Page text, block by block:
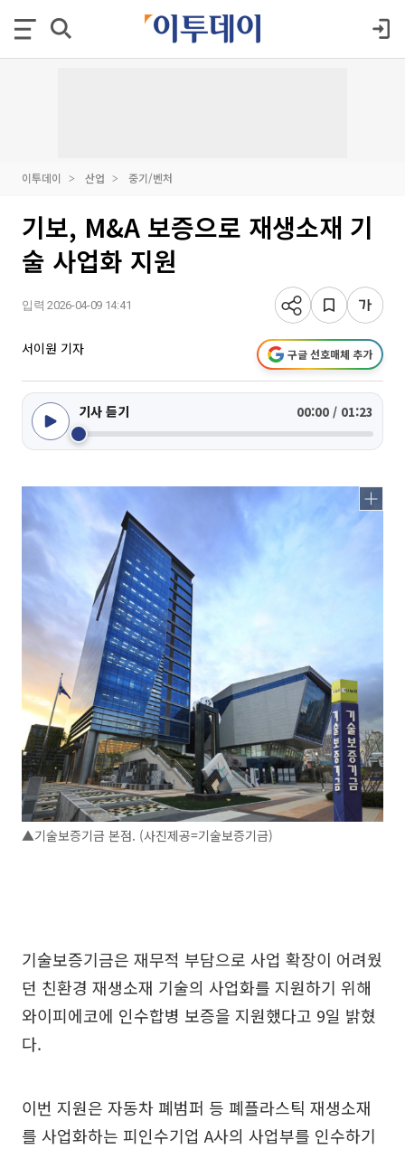
이투데이 산업 중기/벤처
기보, M&A 보증으로 재생소재 기
술 사업화 지원
입력 2026-04-09 14:41
서이원 기자 구글 선호매체 추가
기사 듣기 00:00 / 01:23
▲기술보증기금 본점. (사진제공=기술보증기금)
기술보증기금은 재무적 부담으로 사업 확장이 어려웠
던 친환경 재생소재 기술의 사업화를 지원하기 위해
와이피에코에 인수합병 보증을 지원했다고 9일 밝혔
다.
이번 지원은 자동차 폐범퍼 등 폐플라스틱 재생소재
를 사업화하는 피인수기업 A사의 사업부를 인수하기